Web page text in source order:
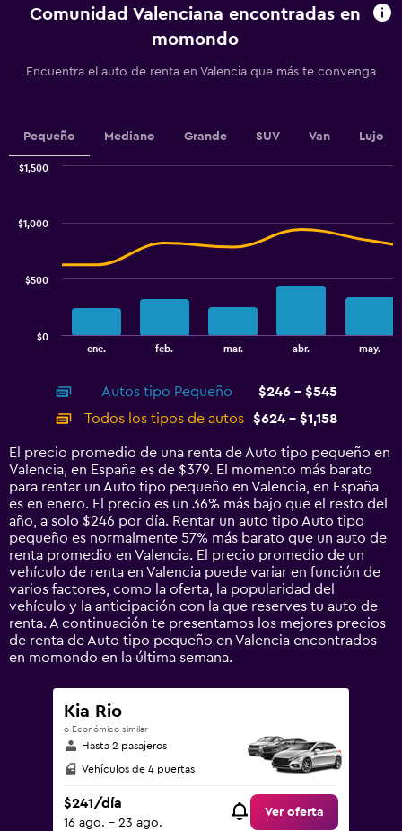
chart
axis
Range:
0
to
Comunidad Valenciana encontradas en
momondo
Encuentra el auto de renta en Valencia que más te convenga
Pequeño Mediano Grande SUV Van Lujo
displaying
categories.
14
categories.
The
chart
has
1
Y
axis
displaying
values.
Range:
0
to
1500.
ene. feb. mar. abr. may.
$0
$500
$1,000
$1,500
Autos tipo Pequeño
$246 - $545
Todos los tipos de autos
$624 - $1,158
El precio promedio de una renta de Auto tipo pequeño en
Valencia, en España es de $379. El momento más barato
para rentar un Auto tipo pequeño en Valencia, en España
es en enero. El precio es un 36% más bajo que el resto del
año, a solo $246 por día. Rentar un auto tipo Auto tipo
pequeño es normalmente 57% más barato que un auto de
renta promedio en Valencia. El precio promedio de un
vehículo de renta en Valencia puede variar en función de
varios factores, como la oferta, la popularidad del
vehículo y la anticipación con la que reserves tu auto de
renta. A continuación te presentamos los mejores precios
de renta de Auto tipo pequeño en Valencia encontrados
en momondo en la última semana.
Kia Rio
o Económico similar
Hasta 2 pasajeros
Vehículos de 4 puertas
$241/día
16 ago. - 23 ago.
Ver oferta